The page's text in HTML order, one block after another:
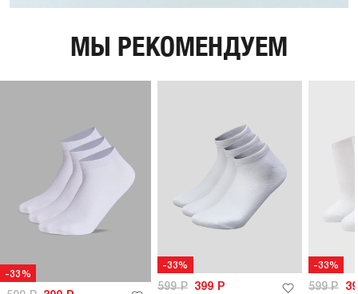
МЫ РЕКОМЕНДУЕМ
-33%
-33%
599Р 399 Р
-33%
599Р